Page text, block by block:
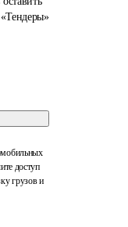
доступ
грузов и